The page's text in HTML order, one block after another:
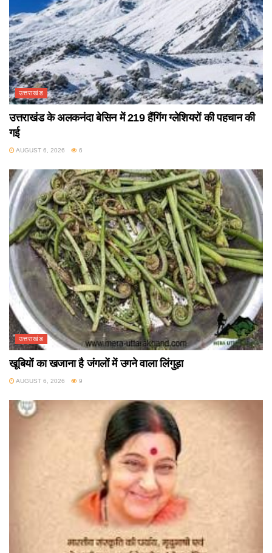
उत्तराखंड
उत्तराखंड के अलकनंदा बेसिन में 219 हैंगिंग ग्लेशियरों की पहचान की
गई
AUGUST 6, 2026 6
उत्तराखंड
खूबियों का खजाना है जंगलों में उगने वाला लिंगुड़ा
AUGUST 6, 2026 9